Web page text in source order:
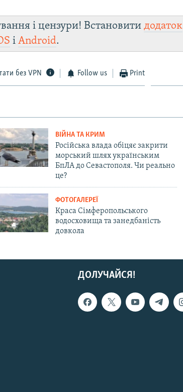
і цензури! Встановитидодаток
іAndroid.
без VPN Follow us Print
ВІЙНА ТА КРИМ
Російська влада обіцяє закрити
морський шлях українським
БпЛА до Севастополя. Чи реально
це?
ФОТОГАЛЕРЕЇ
Краса Сімферопольського
водосховища та занедбаність
довкола
ДОЛУЧАЙСЯ!